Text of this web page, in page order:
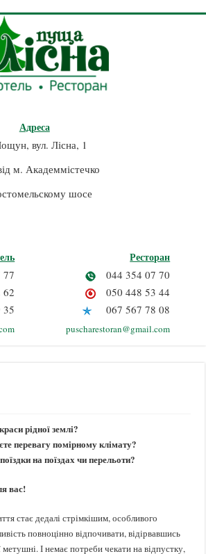
Адреса
вул. Лісна, 1
м. Академмістечко
шосе
77
Ресторан
044 354 07 70
050 448 53 44
067 567 78 08
puscharestoran@gmail.com
рідної землі?
перевагу помірному клімату?
на поїздах чи перельоти?
вас!
стає дедалі стрімкішим, особливого
повноцінно відпочивати, відірвавшись
метушні. І немає потреби чекати на відпустку,